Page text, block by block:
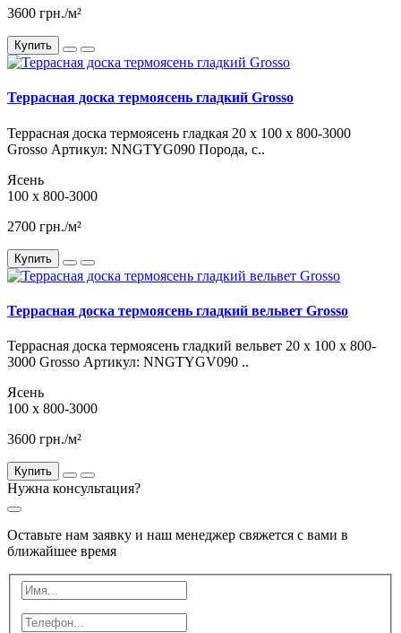
3600 грн./м²
Купить
Террасная доска термоясень гладкий Grosso
Террасная доска термоясень гладкая 20 x 100 x 800-3000
Grosso Артикул: NNGTYG090 Порода, с..
Ясень
100 x 800-3000
2700 грн./м²
Купить
Террасная доска термоясень гладкий вельвет Grosso
Террасная доска термоясень гладкий вельвет 20 х 100 x 800-
3000 Grosso Артикул: NNGTYGV090 ..
Ясень
100 x 800-3000
3600 грн./м²
Купить
Нужна консультация?
Оставьте нам заявку и наш менеджер свяжется с вами в
ближайшее время